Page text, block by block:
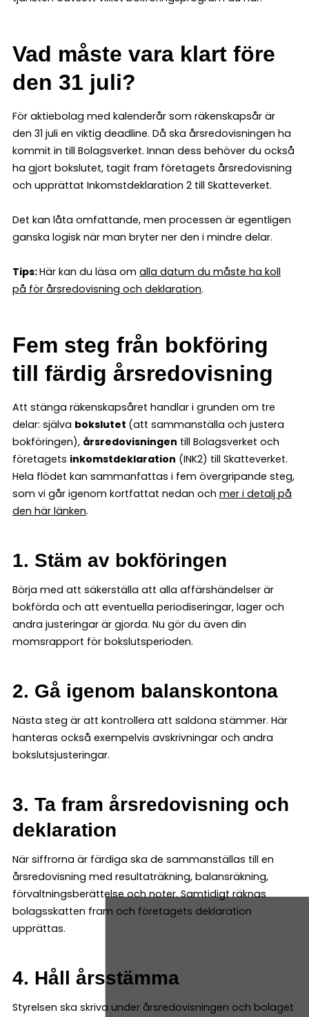
Vad måste vara klart före
den 31 juli?
För aktiebolag med kalenderår som räkenskapsår är
den 31 juli en viktig deadline. Då ska årsredovisningen ha
kommit in till Bolagsverket. Innan dess behöver du också
ha gjort bokslutet, tagit fram företagets årsredovisning
och upprättat Inkomstdeklaration 2 till Skatteverket.
Det kan låta omfattande, men processen är egentligen
ganska logisk när man bryter ner den i mindre delar.
Tips:Här kan du läsa om alla datum du måste ha koll
på för årsredovisning och deklaration.
Fem steg från bokföring
till färdig årsredovisning
Att stänga räkenskapsåret handlar i grunden om tre
delar: själva bokslutet (att sammanställa och justera
bokföringen), årsredovisningen till Bolagsverket och
företagets inkomstdeklaration (INK2) till Skatteverket.
Hela flödet kan sammanfattas i fem övergripande steg,
som vi går igenom kortfattat nedan och mer i detalj på
den här länken.
1. Stäm av bokföringen
Börja med att säkerställa att alla affärshändelser är
bokförda och att eventuella periodiseringar, lager och
andra justeringar är gjorda. Nu gör du även din
momsrapport för bokslutsperioden.
2. Gå igenom balanskontona
Nästa steg är att kontrollera att saldona stämmer. Här
hanteras också exempelvis avskrivningar och andra
bokslutsjusteringar.
3. Ta fram årsredovisning och
deklaration
När siffrorna är färdiga ska de sammanställas till en
årsredovisning med resultaträkning, balansräkning,
förvaltningsberättelse och noter. Samtidigt räknas
bolagsskatten fram och företagets deklaration
upprättas.
4. Håll årsstämma
Styrelsen ska skriva under årsredovisningen och bolaget